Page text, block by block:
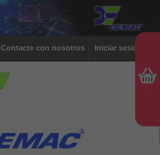
Iniciar sesión
Contacte con nosotros